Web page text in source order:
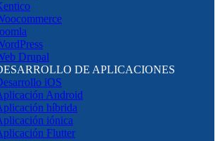
Drupal
DE APLICACIONES
iOS
Android
híbrida
iónica
Flutter